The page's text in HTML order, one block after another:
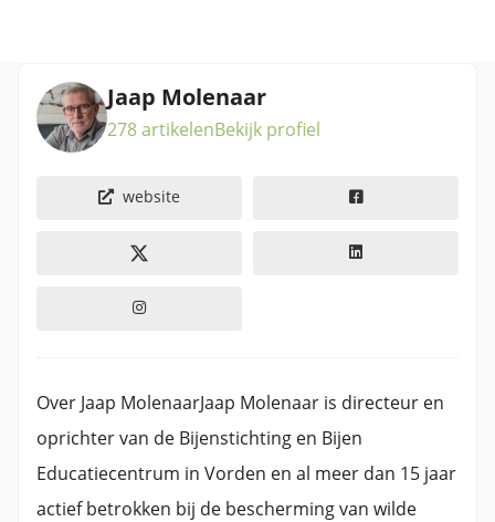
Jaap Molenaar
278 artikelenBekijk profiel
website
Over Jaap MolenaarJaap Molenaar is directeur en
oprichter van de Bijenstichting en Bijen
Educatiecentrum in Vorden en al meer dan 15 jaar
actief betrokken bij de bescherming van wilde